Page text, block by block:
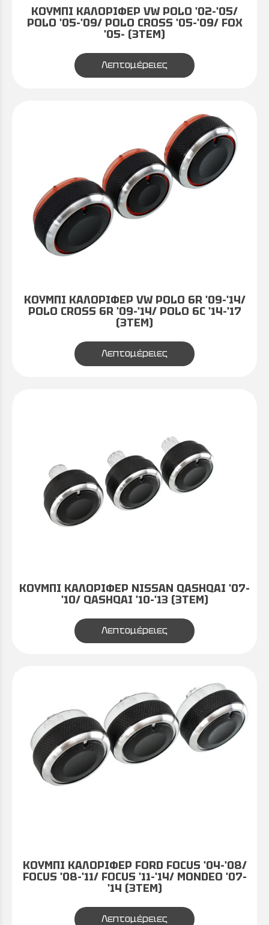
ΚΟΥΜΠΙ ΚΑΛΟΡΙΦΕΡ VW POLO '02-'05/
POLO '05-'09/ POLO CROSS '05-'09/ FOX
'05- (3TEM)
Λεπτομέρειες
ΚΟΥΜΠΙ ΚΑΛΟΡΙΦΕΡ VW POLO 6R '09-'14/
POLO CROSS 6R '09-'14/ POLO 6C '14-'17
(3TEM)
Λεπτομέρειες
ΚΟΥΜΠΙ ΚΑΛΟΡΙΦΕΡ NISSAN QASHQAI '07-
'10/ QASHQAI '10-'13 (3ΤΕΜ)
Λεπτομέρειες
ΚΟΥΜΠΙ ΚΑΛΟΡΙΦΕΡ FORD FOCUS '04-'08/
FOCUS '08-'11/ FOCUS '11-'14/ MONDEO '07-
'14 (3ΤΕΜ)
Λεπτομέρειες